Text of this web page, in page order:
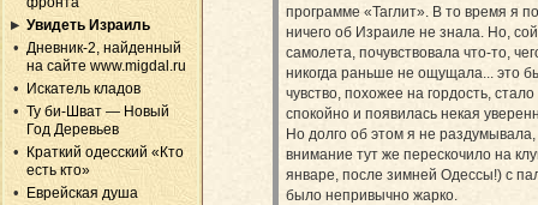
Увидеть Израиль
Дневник-2, найденный
на сайте www.migdal.ru
Искатель кладов
Ту би-Шват — Новый
Год Деревьев
Краткий одесский «Кто
есть кто»
Еврейская душа
программе «Таглит». В то время я
ничего об Израиле не знала. Но,
самолета, почувствовала что-то,
никогда раньше не ощущала... это
чувство, похожее на гордость, стало
спокойно и появилась некая
Но долго об этом я не
внимание тут же перескочило на
январе, после зимней Одессы!) с
было непривычно жарко.